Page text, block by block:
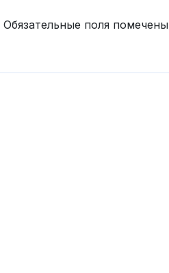
Обязательные поля помечены